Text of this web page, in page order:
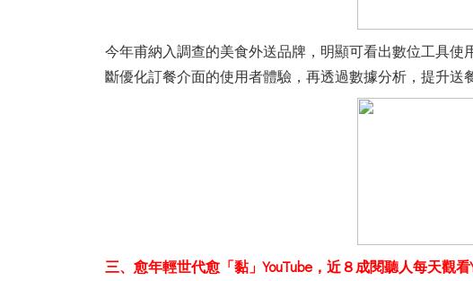
今年甫納入調查的美食外送品牌，明顯可看出數位工具
斷優化訂餐介面的使用者體驗，再透過數據分析，提升送
三、愈年輕世代愈「黏」YouTube，近８成閱聽人每天觀看